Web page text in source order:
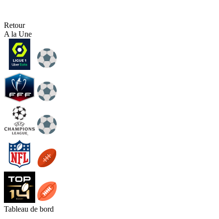
Retour
A la Une
Tableau de bord